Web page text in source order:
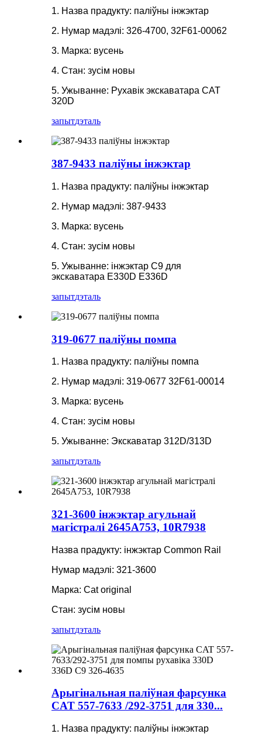
1. Назва прадукту: паліўны інжэктар
2. Нумар мадэлі: 326-4700, 32F61-00062
3. Марка: вусень
4. Стан: зусім новы
5. Ужыванне: Рухавік экскаватара CAT
320D
запытдэталь
387-9433 паліўны інжэктар
1. Назва прадукту: паліўны інжэктар
2. Нумар мадэлі: 387-9433
3. Марка: вусень
4. Стан: зусім новы
5. Ужыванне: інжэктар C9 для
экскаватара E330D E336D
запытдэталь
319-0677 паліўны помпа
1. Назва прадукту: паліўны помпа
2. Нумар мадэлі: 319-0677 32F61-00014
3. Марка: вусень
4. Стан: зусім новы
5. Ужыванне: Экскаватар 312D/313D
запытдэталь
321-3600 інжэктар агульнай
магістралі 2645A753, 10R7938
Назва прадукту: інжэктар Common Rail
Нумар мадэлі: 321-3600
Марка: Cat original
Стан: зусім новы
запытдэталь
Арыгінальная паліўная фарсунка
CAT 557-7633 /292-3751 для 330...
1. Назва прадукту: паліўны інжэктар